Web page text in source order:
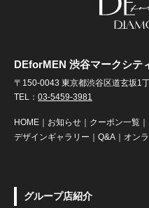
DEforMEN 渋谷マークシテ
〒150-0043 東京都渋谷区道玄坂1
TEL： 03-5459-3981
HOME ｜ お知らせ ｜ クーポン一覧 ｜
デザインギャラリー ｜ Q&A ｜ オン
グループ店紹介